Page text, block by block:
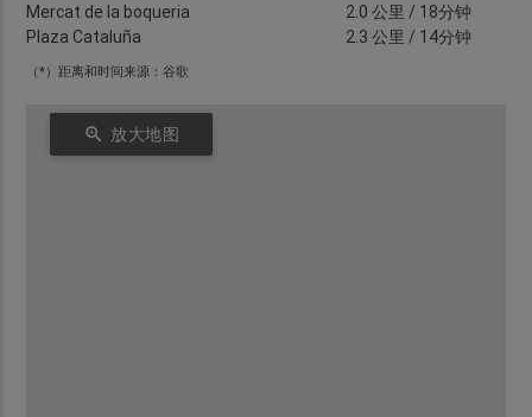
Mercat de la boqueria
2.0 公里 / 18分钟
Plaza Cataluña
2.3 公里 / 14分钟
（*）距离和时间来源：谷歌
zoom_in 放大地图